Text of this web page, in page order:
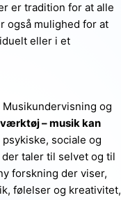
er tradition for at alle
også mulighed for at
eller i et
og
– musik kan
sociale og
taler til selvet og til
forskning der viser,
følelser og kreativitet,